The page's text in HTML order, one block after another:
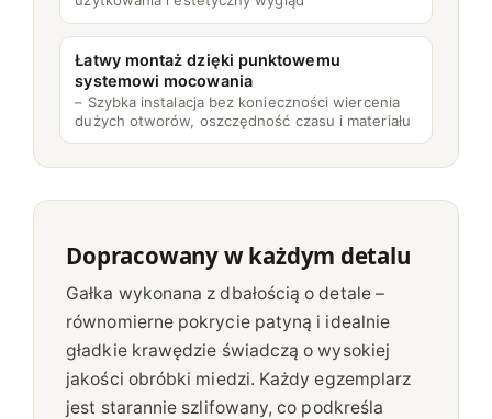
Łatwy montaż dzięki punktowemu
systemowi mocowania
– Szybka instalacja bez konieczności wiercenia
dużych otworów, oszczędność czasu i materiału
Dopracowany w każdym detalu
Gałka wykonana z dbałością o detale –
równomierne pokrycie patyną i idealnie
gładkie krawędzie świadczą o wysokiej
jakości obróbki miedzi. Każdy egzemplarz
jest starannie szlifowany, co podkreśla